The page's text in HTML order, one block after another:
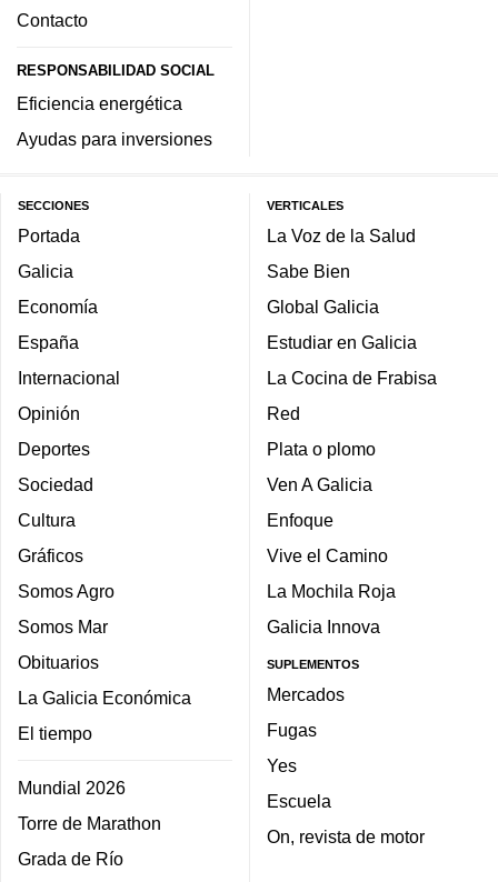
Contacto
RESPONSABILIDAD SOCIAL
Eficiencia energética
Ayudas para inversiones
SECCIONES
Portada
Galicia
Economía
España
Internacional
Opinión
Deportes
Sociedad
Cultura
Gráficos
Somos Agro
Somos Mar
Obituarios
La Galicia Económica
El tiempo
Mundial 2026
Torre de Marathon
Grada de Río
VERTICALES
La Voz de la Salud
Sabe Bien
Global Galicia
Estudiar en Galicia
La Cocina de Frabisa
Red
Plata o plomo
Ven A Galicia
Enfoque
Vive el Camino
La Mochila Roja
Galicia Innova
SUPLEMENTOS
Mercados
Fugas
Yes
Escuela
On, revista de motor